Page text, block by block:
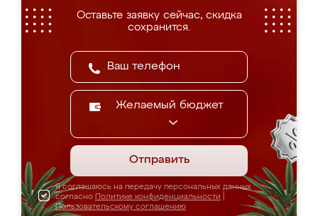
Оставьте заявку сейчас, скидка
сохранится.
Желаемый бюджет
Отправить
Я соглашаюсь на передачу персональных данных
согласно Политике конфиденциальности
Пользовательскому соглашению